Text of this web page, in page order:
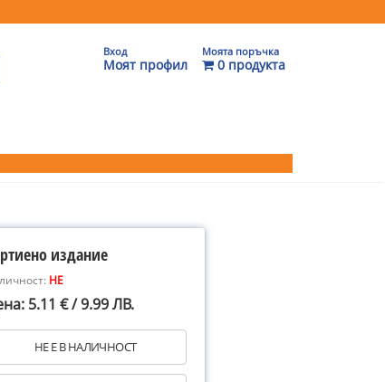
Вход
Моят профил
Моята поръчка
0 продукта
издание
НЕ
5.11 € / 9.99 ЛВ.
НЕ Е В НАЛИЧНОСТ